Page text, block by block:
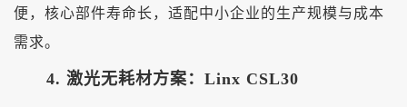
便，核心部件寿命长，适配中小企业的生产规模与成本
需求。
4. 激光无耗材方案：Linx CSL30